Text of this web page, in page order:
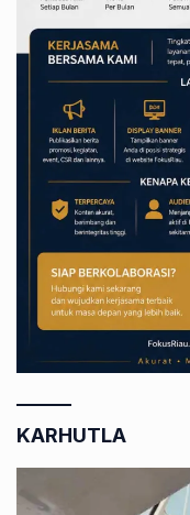
KARHUTLA